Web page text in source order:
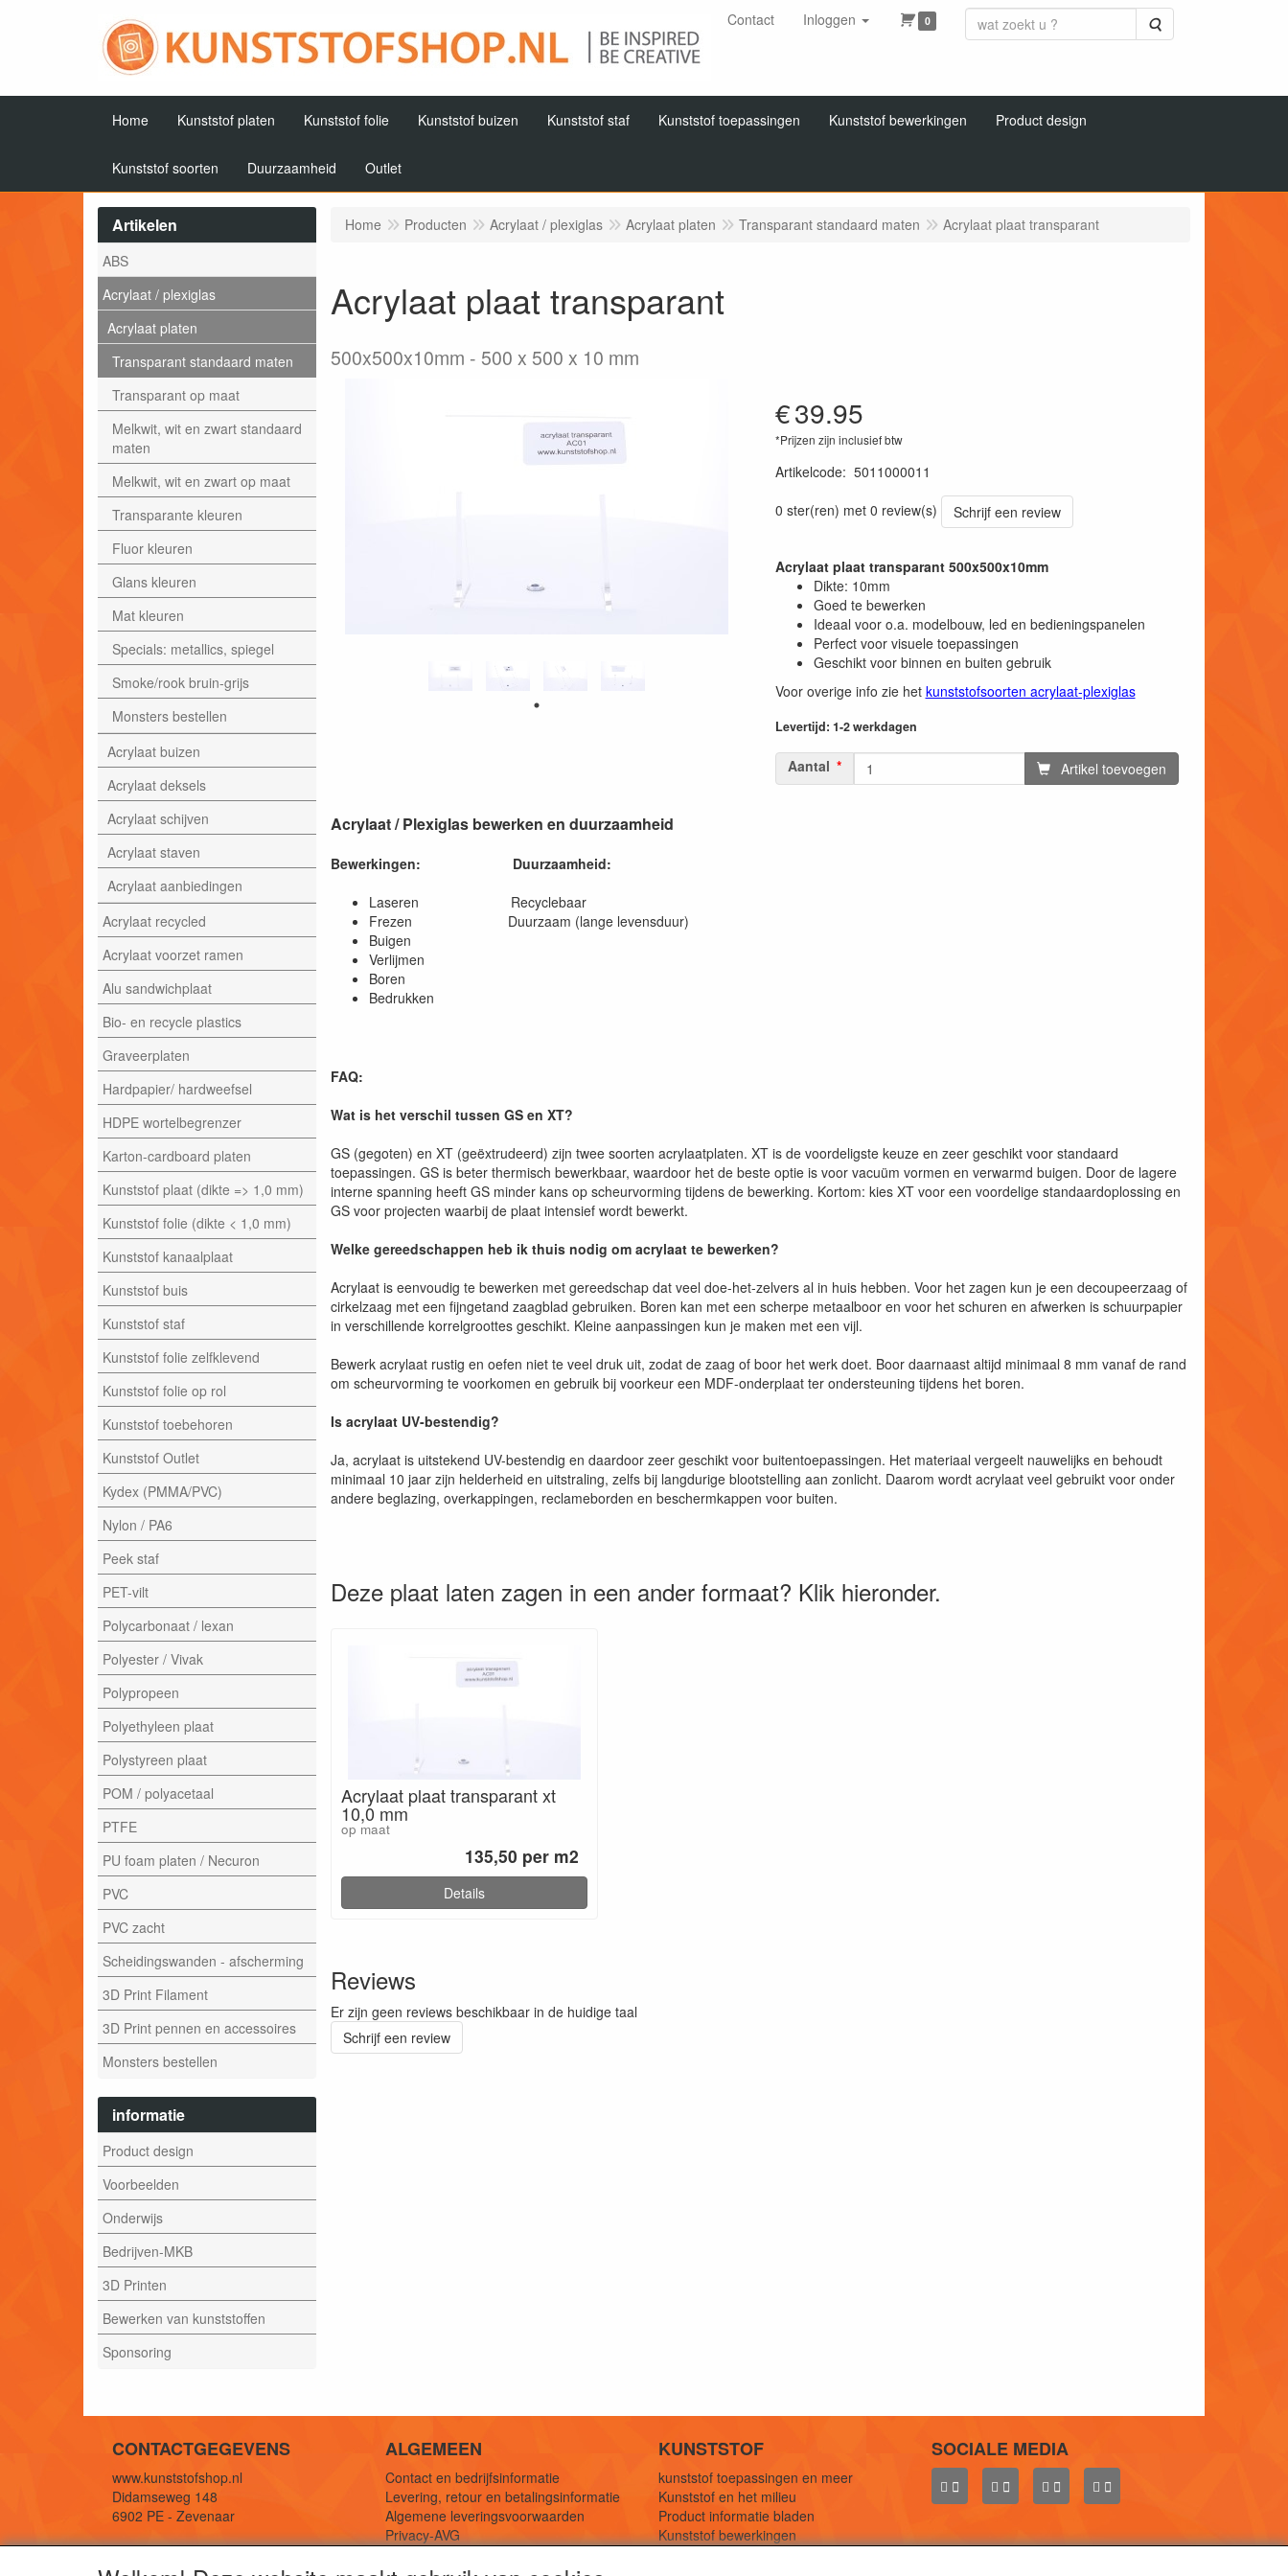
Contact Inloggen 0 Zoeken
Home Kunststof platen Kunststof folie Kunststof buizen Kunststof staf Kunststof toepassingen Kunststof bewerkingen Product design
Kunststof soorten Duurzaamheid Outlet
Artikelen
ABS
Acrylaat / plexiglas
Acrylaat platen
Transparant standaard maten
Transparant op maat
Melkwit, wit en zwart standaard
maten
Melkwit, wit en zwart op maat
Transparante kleuren
Fluor kleuren
Glans kleuren
Mat kleuren
Specials: metallics, spiegel
Smoke/rook bruin-grijs
Monsters bestellen
Acrylaat buizen
Acrylaat deksels
Acrylaat schijven
Acrylaat staven
Acrylaat aanbiedingen
Acrylaat recycled
Acrylaat voorzet ramen
Alu sandwichplaat
Bio- en recycle plastics
Graveerplaten
Hardpapier/ hardweefsel
HDPE wortelbegrenzer
Karton-cardboard platen
Kunststof plaat (dikte => 1,0 mm)
Kunststof folie (dikte < 1,0 mm)
Kunststof kanaalplaat
Kunststof buis
Kunststof staf
Kunststof folie zelfklevend
Kunststof folie op rol
Kunststof toebehoren
Kunststof Outlet
Kydex (PMMA/PVC)
Nylon / PA6
Peek staf
PET-vilt
Polycarbonaat / lexan
Polyester / Vivak
Polypropeen
Polyethyleen plaat
Polystyreen plaat
POM / polyacetaal
PTFE
PU foam platen / Necuron
PVC
PVC zacht
Scheidingswanden - afscherming
3D Print Filament
3D Print pennen en accessoires
Monsters bestellen
informatie
Product design
Voorbeelden
Onderwijs
Bedrijven-MKB
3D Printen
Bewerken van kunststoffen
Sponsoring
Home Producten Acrylaat / plexiglas Acrylaat platen Transparant standaard maten Acrylaat plaat transparant
Acrylaat plaat transparant
500x500x10mm 500 x 500 x 10 mm
€39.95
*Prijzen zijn inclusief btw
Artikelcode: 5011000011
0 ster(ren) met 0 review(s)
Schrijf een review
Acrylaat plaat transparant 500x500x10mm
Dikte: 10mm
Goed te bewerken
Ideaal voor o.a. modelbouw, led en bedieningspanelen
Perfect voor visuele toepassingen
Geschikt voor binnen en buiten gebruik
Voor overige info zie het kunststofsoorten acrylaat-plexiglas
Levertijd: 1-2 werkdagen
Aantal Artikel toevoegen
Acrylaat / Plexiglas bewerken en duurzaamheid
Bewerkingen:
Duurzaamheid:
Laseren Recyclebaar
Frezen Duurzaam (lange levensduur)
Buigen
Verlijmen
Boren
Bedrukken
FAQ:
Wat is het verschil tussen GS en XT?
GS (gegoten) en XT (geëxtrudeerd) zijn twee soorten acrylaatplaten. XT is de voordeligste keuze en zeer geschikt voor standaard
toepassingen. GS is beter thermisch bewerkbaar, waardoor het de beste optie is voor vacuüm vormen en verwarmd buigen. Door de lagere
interne spanning heeft GS minder kans op scheurvorming tijdens de bewerking. Kortom: kies XT voor een voordelige standaardoplossing en
GS voor projecten waarbij de plaat intensief wordt bewerkt.
Welke gereedschappen heb ik thuis nodig om acrylaat te bewerken?
Acrylaat is eenvoudig te bewerken met gereedschap dat veel doe-het-zelvers al in huis hebben. Voor het zagen kun je een decoupeerzaag of
cirkelzaag met een fijngetand zaagblad gebruiken. Boren kan met een scherpe metaalboor en voor het schuren en afwerken is schuurpapier
in verschillende korrelgroottes geschikt. Kleine aanpassingen kun je maken met een vijl.
Bewerk acrylaat rustig en oefen niet te veel druk uit, zodat de zaag of boor het werk doet. Boor daarnaast altijd minimaal 8 mm vanaf de rand
om scheurvorming te voorkomen en gebruik bij voorkeur een MDF-onderplaat ter ondersteuning tijdens het boren.
Is acrylaat UV-bestendig?
Ja, acrylaat is uitstekend UV-bestendig en daardoor zeer geschikt voor buitentoepassingen. Het materiaal vergeelt nauwelijks en behoudt
minimaal 10 jaar zijn helderheid en uitstraling, zelfs bij langdurige blootstelling aan zonlicht. Daarom wordt acrylaat veel gebruikt voor onder
andere beglazing, overkappingen, reclameborden en beschermkappen voor buiten.
Deze plaat laten zagen in een ander formaat? Klik hieronder.
Acrylaat plaat transparant xt
10,0 mm
op maat
135,50 per m2
Details
Reviews
Er zijn geen reviews beschikbaar in de huidige taal
Schrijf een review
CONTACTGEGEVENS
www.kunststofshop.nl
Didamseweg 148
6902 PE - Zevenaar
ALGEMEEN
Contact en bedrijfsinformatie
Levering, retour en betalingsinformatie
Algemene leveringsvoorwaarden
Privacy-AVG
KUNSTSTOF
kunststof toepassingen en meer
Kunststof en het milieu
Product informatie bladen
Kunststof bewerkingen
SOCIALE MEDIA